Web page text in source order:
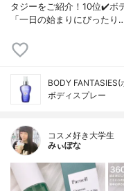
タジーをご紹介！10位✔️ボ
「一日の始まりにぴったり
BODY
ボディスプレー
コスメ好き大学生
みぃぽな